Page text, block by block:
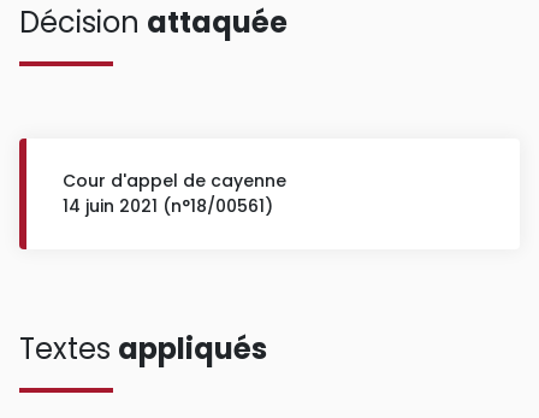
Décision attaquée
Cour d'appel de cayenne
14 juin 2021 (n°18/00561)
Textes appliqués